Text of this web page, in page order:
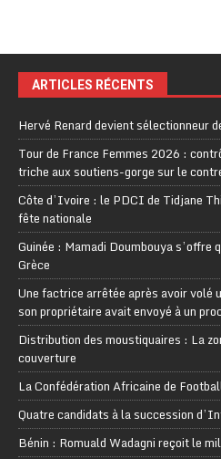
ARTICLES RÉCENTS
Hervé Renard devient sélectionneur
Tour de France Femmes 2026 :
triche aux soutiens-gorge sur le
Côte d’Ivoire : le PDCI de Tidjane
fête nationale
Guinée : Mamadi Doumbouya s’offre
Grèce
Une factrice arrêtée après avoir volé
son propriétaire avait envoyé à un
Distribution des moustiquaires : La
couverture
La Confédération Africaine de
Quatre candidats à la succession
Bénin : Romuald Wadagni reçoit le